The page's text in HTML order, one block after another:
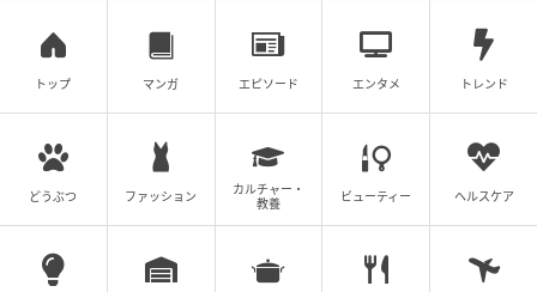
NEWSの増田貴久さん
――改めて、この新ブランドを立ち上げるきっかけに
ついて教えていただけますか？
増田さん
「ZOZOの社員さんと最初にお会いした時
に、『まずちょっと服を作ってみない？』とご提案い
トップ マンガ エピソード エンタメ トレンド
どうぶつ ファッション
カルチャー・
教養
ビューティー ヘルスケア